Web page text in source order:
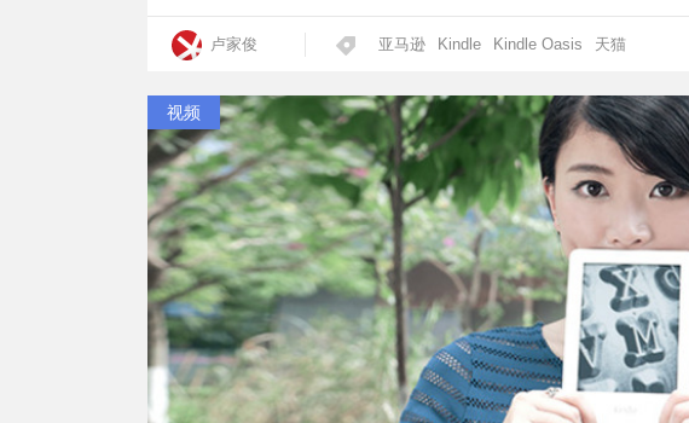
卢家俊 亚马逊 Kindle Kindle Oasis 天猫
视频